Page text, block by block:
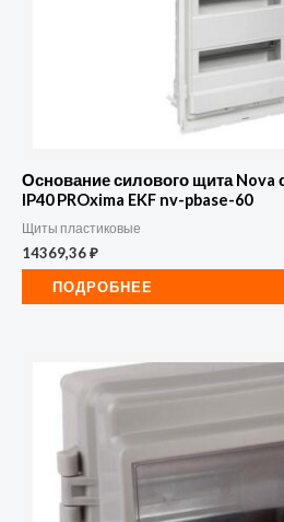
Основание силового щита Nova
IP40 PROxima EKF nv-pbase-60
Щиты пластиковые
14369,36₽
ПОДРОБНЕЕ